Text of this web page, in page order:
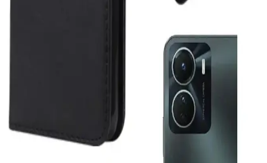
Modern tasarımlı DualSense şarj istasyonları, hızlı şarj, estetik
görünüm ve kullanım kolaylığıyla PlayStation 5 kontrolcülerinizi
Hızlı Şarj Adaptörleri ve Teknolojilerinin Güncel
Gelişmeleri
Günümüzde hızlı şarj teknolojileri adaptörlerdeki gelişmelerle
cihazların şarj sürelerini kısaltıyor, kullanım kolaylığı sağlıyor ve